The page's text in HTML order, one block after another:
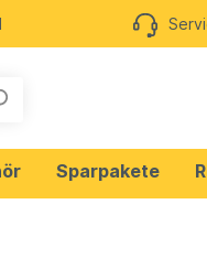
Sparpakete